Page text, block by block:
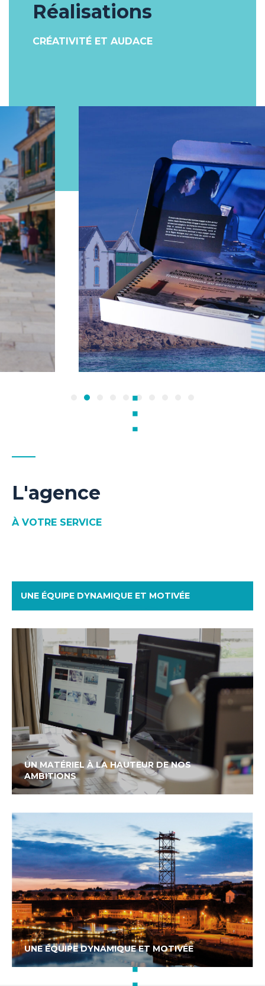
Réalisations
CRÉATIVITÉ ET AUDACE
L'agence
À VOTRE SERVICE
UNE ÉQUIPE DYNAMIQUE ET MOTIVÉE
UN MATÉRIEL À LA HAUTEUR DE NOS
AMBITIONS
UNE ÉQUIPE DYNAMIQUE ET MOTIVÉE